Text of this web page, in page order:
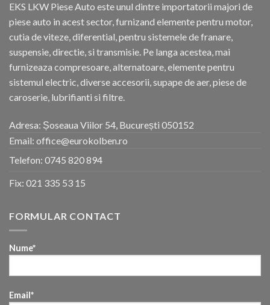
EKS LKW Piese Auto este unul dintre importatorii majori de
piese auto in acest sector, furnizand elemente pentru motor,
cutia de viteze, diferential, pentru sistemele de franare,
suspensie, directie, si transmisie. Pe langa acestea, mai
furnizeaza compresoare, alternatoare, elemente pentru
sistemul electric, diverse accesorii, supape de aer, piese de
caroserie, lubrifianti si filtre.
Adresa: Șoseaua Viilor 54, București 050152
Email: office@eurokolben.ro
Telefon: 0745 820 894
Fix: 021 335 53 15
FORMULAR CONTACT
Nume*
Email*